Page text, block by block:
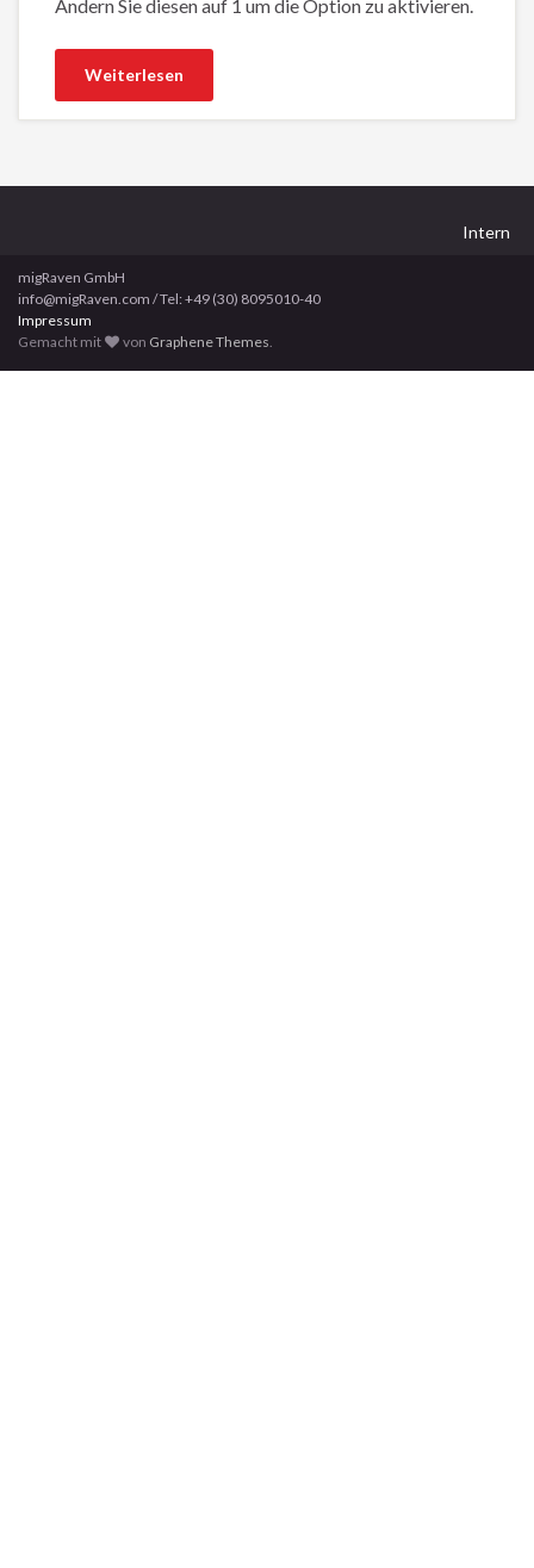
Ändern Sie diesen auf 1 um die Option zu aktivieren.
Weiterlesen
Intern
migRaven GmbH
info@migRaven.com / Tel: +49 (30) 8095010-40
Impressum
Gemacht mit
von Graphene Themes